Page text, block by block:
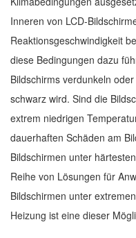
Inneren von LCD-
Reaktionsgeschwindigkeit
diese Bedingungen dazu
Bildschirms verdunkeln
schwarz wird. Sind die
extrem niedrigen
dauerhaften Schäden am
Bildschirmen unter
Reihe von Lösungen für
Bildschirmen unter
Heizung ist eine dieser